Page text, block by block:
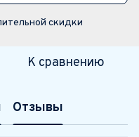
скидки
К сравнению
Отзывы